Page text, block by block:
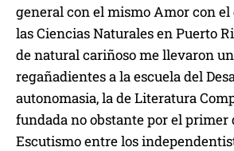
general con el mismo Amor con el
las Ciencias Naturales en Puerto
de natural cariñoso me llevaron
regañadientes a la escuela del
autonomasia, la de Literatura
fundada no obstante por el primer
Escutismo entre los